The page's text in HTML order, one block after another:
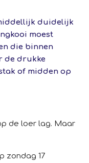
duidelijk
moest
die binnen
de drukke
of midden op
de loer lag. Maar
zondag 17